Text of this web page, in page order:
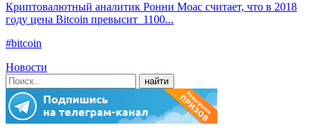
Криптовалютный аналитик Ронни Моас считает, что в 2018
году цена Bitcoin превысит 1100...
#bitcoin
Новости